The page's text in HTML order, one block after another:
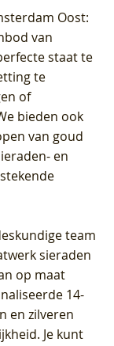
Oost:
van
staat te
te
of
bieden ook
van goud
en
team
sieraden
op maat
14-
en zilveren
Je kunt